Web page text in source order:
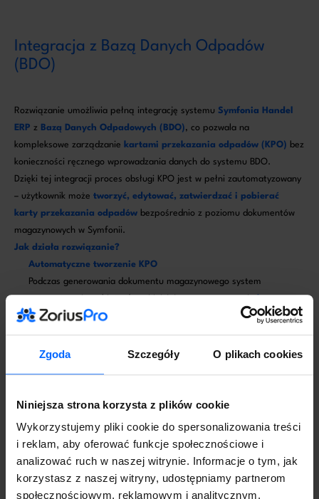
Zgoda Szczegóły O plikach cookies
Niniejsza strona korzysta z plików cookie
Wykorzystujemy pliki cookie do spersonalizowania treści
i reklam, aby oferować funkcje społecznościowe i
analizować ruch w naszej witrynie. Informacje o tym, jak
korzystasz z naszej witryny, udostępniamy partnerom
społecznościowym, reklamowym i analitycznym.
Integracja z Bazą Danych Odpadów
(BDO)
Rozwiązanie umożliwia pełną integrację systemu Symfonia Handel
ERP z Bazą Danych Odpadowych (BDO), co pozwala na
kompleksowe zarządzanie kartami przekazania odpadów (KPO) bez
konieczności ręcznego wprowadzania danych do systemu BDO.
Dzięki tej integracji proces obsługi KPO jest w pełni zautomatyzowany
– użytkownik może tworzyć, edytować, zatwierdzać i pobierać
karty przekazania odpadów bezpośrednio z poziomu dokumentów
magazynowych w Symfonii.
Jak działa rozwiązanie?
Automatyczne tworzenie KPO
Podczas generowania dokumentu magazynowego system
automatycznie pobiera dane i inicjuje proces tworzeniakarty
przekazania odpadów (KPO)
. Użytkownik nie musi ręcznie
przepisywać informacji – karta zostaje wypełniona danymi z
dokumentu i przypisana do odpowiedniego miejsca prowadzenia
Z poziomu dokumentu magazynowego dostępne są dedykowane
Tworzenie nowej karty KPO,
Edycję istniejących kart,
Zatwierdzanie i wysyłanie kart do systemu BDO,